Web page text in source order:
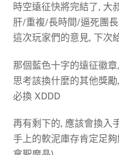
時空遠征快將完結了, 大
肝/重複/長時間/逼死團
這次玩家們的意見, 下次
那個藍色十字的遠征徽
思考該換什麼的其他獎
必換 XDDD
再有剩下的, 應該會換入
手上的軟泥庫存肯定足